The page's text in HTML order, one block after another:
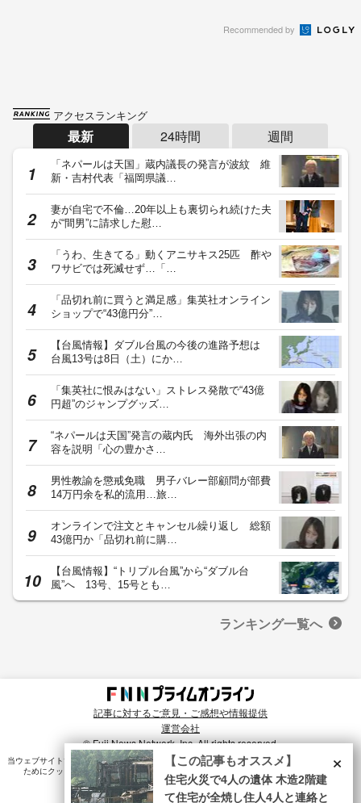
Recommended by
アクセスランキング
最新 24時間 週間
「ネパールは天国」蔵内議長の発言が波紋 維
新・吉村代表「福岡県議…
妻が自宅で不倫…20年以上も裏切られ続けた夫
が“間男”に請求した慰…
「うわ、生きてる」動くアニサキス25匹 酢や
ワサビでは死滅せず…「…
「品切れ前に買うと満足感」集英社オンライン
ショップで“43億円分”…
【台風情報】ダブル台風の今後の進路予想は
台風13号は8日（土）にか…
「集英社に恨みはない」ストレス発散で“43億
円超”のジャンプグッズ…
“ネパールは天国”発言の蔵内氏 海外出張の内
容を説明「心の豊かさ…
男性教諭を懲戒免職 男子バレー部顧問が部費
14万円余を私的流用…旅…
オンラインで注文とキャンセル繰り返し 総額
43億円か「品切れ前に購…
【台風情報】“トリプル台風”から“ダブル台
風”へ 13号、15号とも…
ランキング一覧へ
記事に対するご意見・ご感想や情報提供
運営会社
© Fuji News Network, Inc. All rights reserved.
当ウェブサイトでは、ユーザのニーズ・興味・関⼼に合致したコンテンツや広告配信を提供する
ためにクッキーを使⽤しています。詳細は、プライバシーポリシー をご確認ください。×
【この記事もオススメ】
住宅火災で4人の遺体 木造2階建
て住宅が全焼し住人4人と連絡と